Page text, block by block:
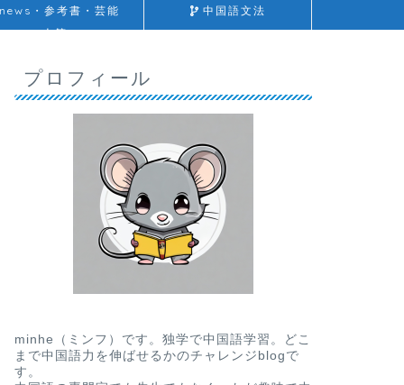
news・参考書・芸能
人等
中国語文法
プロフィール
minhe（ミンフ）です。独学で中国語学習。どこ
まで中国語力を伸ばせるかのチャレンジblogで
す。